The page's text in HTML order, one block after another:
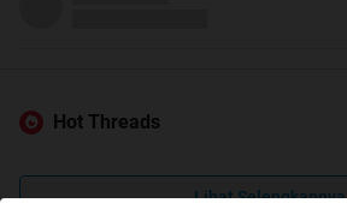
Hot Threads
Lihat Selengkapnya